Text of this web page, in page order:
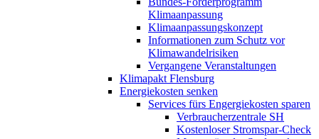
Klimaanpassung
Klimaanpassungskonzept
Informationen zum Schutz vor
Klimawandelrisiken
Vergangene Veranstaltungen
Klimapakt Flensburg
Energiekosten senken
Services fürs Engergiekosten sparen
Verbraucherzentrale SH
Kostenloser Stromspar-Check